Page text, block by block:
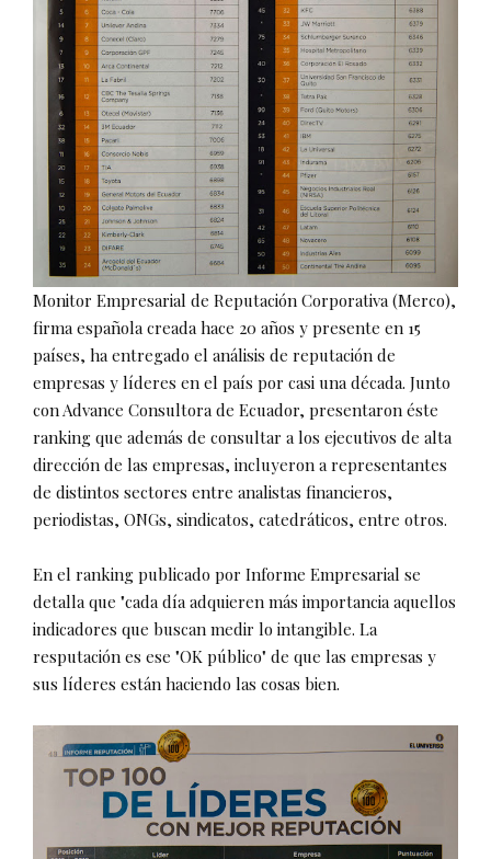
Monitor Empresarial de Reputación Corporativa (Merco),
firma española creada hace 20 años y presente en 15
países, ha entregado el análisis de reputación de
empresas y líderes en el país por casi una década. Junto
con Advance Consultora de Ecuador, presentaron éste
ranking que además de consultar a los ejecutivos de alta
dirección de las empresas, incluyeron a representantes
de distintos sectores entre analistas financieros,
periodistas, ONGs, sindicatos, catedráticos, entre otros.
En el ranking publicado por Informe Empresarial se
detalla que "cada día adquieren más importancia aquellos
indicadores que buscan medir lo intangible. La
resputación es ese "OK público" de que las empresas y
sus líderes están haciendo las cosas bien.